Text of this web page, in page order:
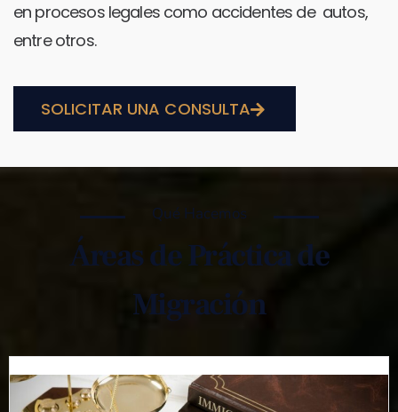
en procesos legales como accidentes de autos,
entre otros.
SOLICITAR UNA CONSULTA
Qué Hacemos
Áreas de Práctica de
Migración